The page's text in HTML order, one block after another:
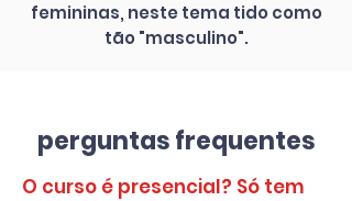
femininas, neste tema tido como
tão "masculino".
perguntas frequentes
O curso é presencial? Só tem